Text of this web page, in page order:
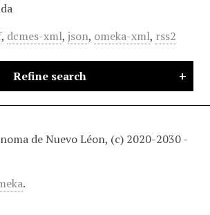
, dcmes-xml, json, omeka-xml, rss2
Refine search
de Nuevo Léon, (c) 2020-2030 -
.